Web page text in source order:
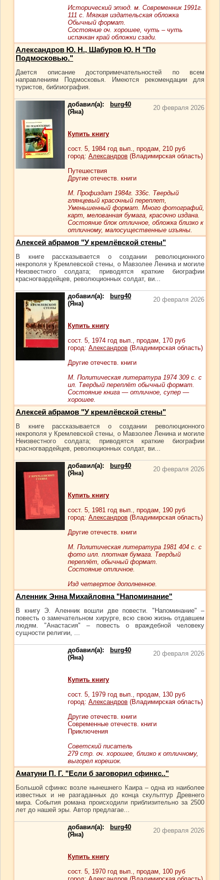
Исторический этюд. м. Современник 1991г.
111 с. Мягкая издательская обложка
Обычный формат.
Состояние оч. хорошее, чуть – чуть
испачкан край обложки сзади.
Александров Ю. Н., Шабуров Ю. Н "По
Подмосковью."
Дается описание достопримечательностей по всем
направлениям Подмосковья. Имеются рекомендации для
туристов, библиография.
добавил(а):
burg40
(Яна)
20 февраля 2026
Купить книгу
сост. 5, 1984 год вып., продам, 210 руб
город: Александров (Владимирская область)
Путешествия
Другие отечеств. книги
М. Профиздат 1984г. 336с. Твердый
глянцевый красочный переплет,
Уменьшенный формат. Много фотографий,
карт, мелованная бумага, красочно издана.
Состояние блок отличное, обложка близко к
отличному, малосущественные изъяны.
Алексей абрамов "У кремлёвской стены"
В книге рассказывается о создании революционного
некрополя у Кремлевской стены, о Мавзолее Ленина и могиле
Неизвестного солдата; приводятся краткие биографии
красногвардейцев, революционных солдат, ви...
добавил(а):
burg40
(Яна)
20 февраля 2026
Купить книгу
сост. 5, 1974 год вып., продам, 170 руб
город: Александров (Владимирская область)
Другие отечеств. книги
М. Политическая литература 1974 309 с. с
ил. Твердый переплёт обычный формат.
Состояние книга — отличное, супер —
хорошее.
Алексей абрамов "У кремлёвской стены"
В книге рассказывается о создании революционного
некрополя у Кремлевской стены, о Мавзолее Ленина и могиле
Неизвестного солдата; приводятся краткие биографии
красногвардейцев, революционных солдат, ви...
добавил(а):
burg40
(Яна)
20 февраля 2026
Купить книгу
сост. 5, 1981 год вып., продам, 190 руб
город: Александров (Владимирская область)
Другие отечеств. книги
М. Политическая литература 1981 404 с. с
фото илл. плотная бумага. Твердый
переплёт, обычный формат.
Состояние отличное.
Изд четвертое дополненное.
Аленник Энна Михайловна "Напоминание"
В книгу Э. Аленник вошли две повести. "Напоминание" –
повесть о замечательном хирурге, всю свою жизнь отдавшем
людям. "Анастасия" – повесть о враждебной человеку
сущности религии, ...
добавил(а):
burg40
(Яна)
20 февраля 2026
Купить книгу
сост. 5, 1979 год вып., продам, 130 руб
город: Александров (Владимирская область)
Другие отечеств. книги
Современные отечеств. книги
Приключения
Советский писатель
279 стр. оч. хорошее, близко к отличному,
выгорел корешок.
Аматуни П. Г. "Если б заговорил сфинкс.."
Большой сфинкс возле нынешнего Каира – одна из наиболее
известных и не разгаданных до конца скульптур Древнего
мира. События романа происходили приблизительно за 2500
лет до нашей эры. Автор предлагае...
добавил(а):
burg40
(Яна)
20 февраля 2026
Купить книгу
сост. 5, 1970 год вып., продам, 100 руб